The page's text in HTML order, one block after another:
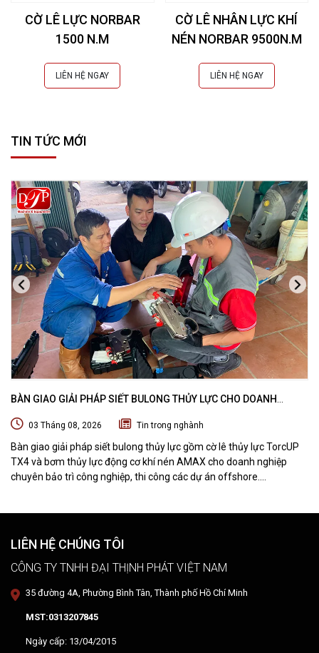
CỜ LÊ LỰC NORBAR
1500 N.M
LIÊN HỆ NGAY
CỜ LÊ NHÂN LỰC KHÍ
NÉN NORBAR 9500N.M
LIÊN HỆ NGAY
TIN TỨC MỚI
BÀN GIAO GIẢI PHÁP SIẾT BULONG THỦY LỰC CHO DOANH
03 Tháng 08, 2026 Tin trong nghành
Bàn giao giải pháp siết bulong thủy lực gồm cờ lê thủy lực TorcUP
TX4 và bơm thủy lực động cơ khí nén AMAX cho doanh nghiệp
chuyên bảo trì công nghiệp, thi công các dự án offshore.
LIÊN HỆ CHÚNG TÔI
CÔNG TY TNHH ĐẠI THỊNH PHÁT VIỆT NAM
35 đường 4A, Phường Bình Tân, Thành phố Hồ Chí Minh
MST:0313207845
Ngày cấp: 13/04/2015